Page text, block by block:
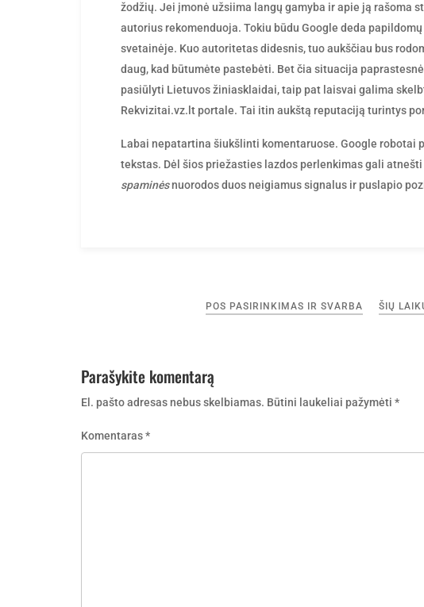
žodžių. Jei įmonė užsiima langų gamyba ir apie ją rašoma
autorius rekomenduoja. Tokiu būdu Google deda
svetainėje. Kuo autoritetas didesnis, tuo aukščiau bus
daug, kad būtumėte pastebėti. Bet čia situacija
pasiūlyti Lietuvos žiniasklaidai, taip pat laisvai galima
Rekvizitai.vz.lt portale. Tai itin aukštą reputaciją turintys
Labai nepatartina šiukšlinti komentaruose. Google robotai
tekstas. Dėl šios priežasties lazdos perlenkimas gali
spaminėsnuorodos duos neigiamus signalus ir puslapio
POS PASIRINKIMAS IR SVARBA ŠIŲ
Parašykite komentarą
El. pašto adresas nebus skelbiamas. Būtini laukeliai pažymėti *
Komentaras*